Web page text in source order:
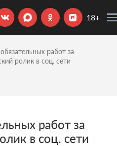
18+
работ за
ролик в соц. сети
работ за
в соц. сети